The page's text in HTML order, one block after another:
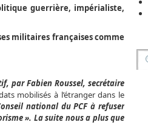
guerrière, impérialiste,
militaires françaises comme
par Fabien Roussel, secrétaire
mobilisés à l’étranger dans le
national du PCF à refuser
». La suite nous a plus que